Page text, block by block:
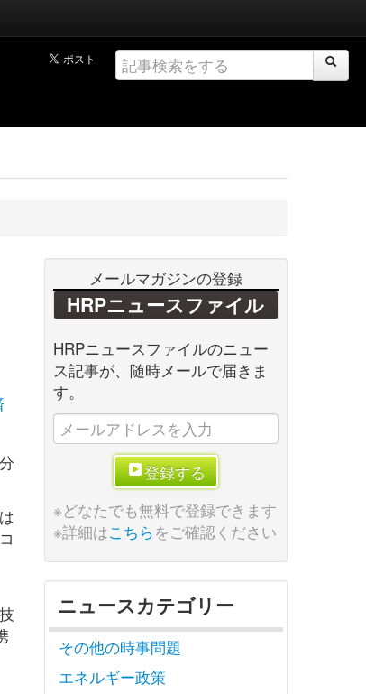
メールマガジンの登録
HRPニュースファイル
HRPニュースファイルのニュー
ス記事が、随時メールで届きま
す。
登録する
※どなたでも無料で登録できます
※詳細はこちらをご確認ください
ニュースカテゴリー
その他の時事問題
エネルギー政策